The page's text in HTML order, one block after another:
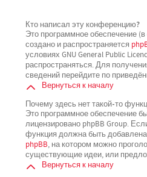
Кто написал эту конференцию?
Это программное обеспечение
создано и распространяется
условиях GNU General Public
распространяться. Для
сведений перейдите по
Вернуться к началу
Почему здесь нет такой-то
Это программное обеспечение
лицензировано phpBB Group.
функция должна быть
phpBB, на котором можно
существующие идеи, или
Вернуться к началу